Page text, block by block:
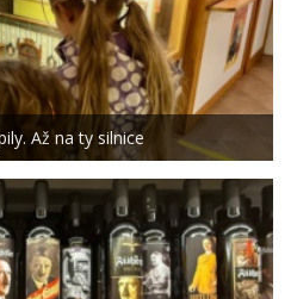
Až na ty silnice